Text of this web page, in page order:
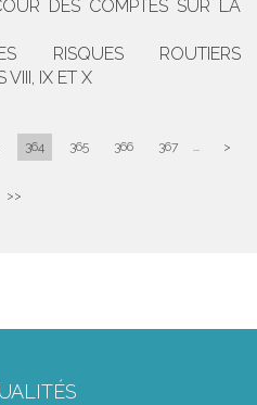
DES COMPTES SUR LA
RISQUES ROUTIERS
VIII, IX ET X
364 365 366 367 ... >
>>